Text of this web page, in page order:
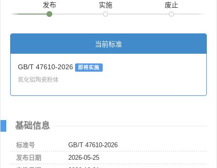
发布 实施 废止
当前标准
GB/T 47610-2026 即将实施
氮化铝陶瓷粉体
基础信息
标准号
GB/T 47610-2026
发布日期
2026-05-25